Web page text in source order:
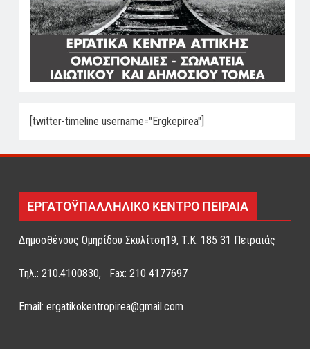
[twitter-timeline username="Ergkepirea"]
ΕΡΓΑΤΟΫΠΑΛΛΗΛΙΚΟ ΚΕΝΤΡΟ ΠΕΙΡΑΙΑ
Δημοσθένους Ομηρίδου Σκυλίτση19, Τ.Κ. 185 31 Πειραιάς
Τηλ.: 210.4100830, Fax: 210 4177697
Email: ergatikokentropirea@gmail.com